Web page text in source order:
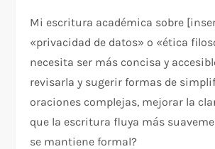
Mi escritura académica sobre
«privacidad de datos» o «ética
necesita ser más concisa y
revisarla y sugerir formas de
oraciones complejas, mejorar la
que la escritura fluya más
se mantiene formal?